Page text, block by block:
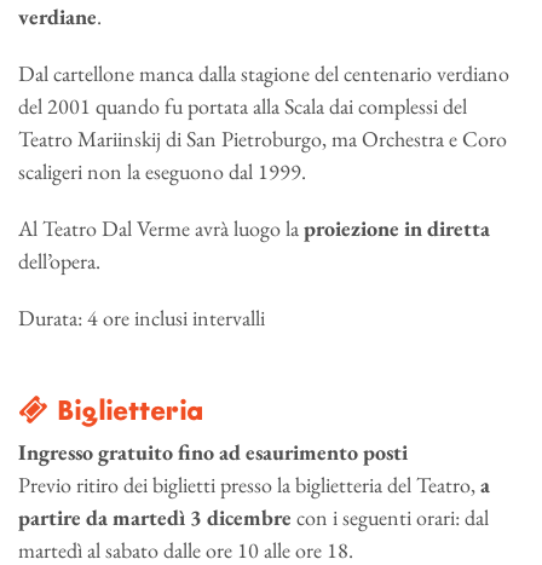
verdiane.
Dal cartellone manca dalla stagione del centenario verdiano
del 2001 quando fu portata alla Scala dai complessi del
Teatro Mariinskij di San Pietroburgo, ma Orchestra e Coro
scaligeri non la eseguono dal 1999.
Al Teatro Dal Verme avrà luogo laproiezione in diretta
dell’opera.
Durata: 4 ore inclusi intervalli
Biglietteria
Ingresso gratuito fino ad esaurimento posti
Previo ritiro dei biglietti presso la biglietteria del Teatro,a
partire da martedì 3 dicembre con i seguenti orari: dal
martedì al sabato dalle ore 10 alle ore 18.